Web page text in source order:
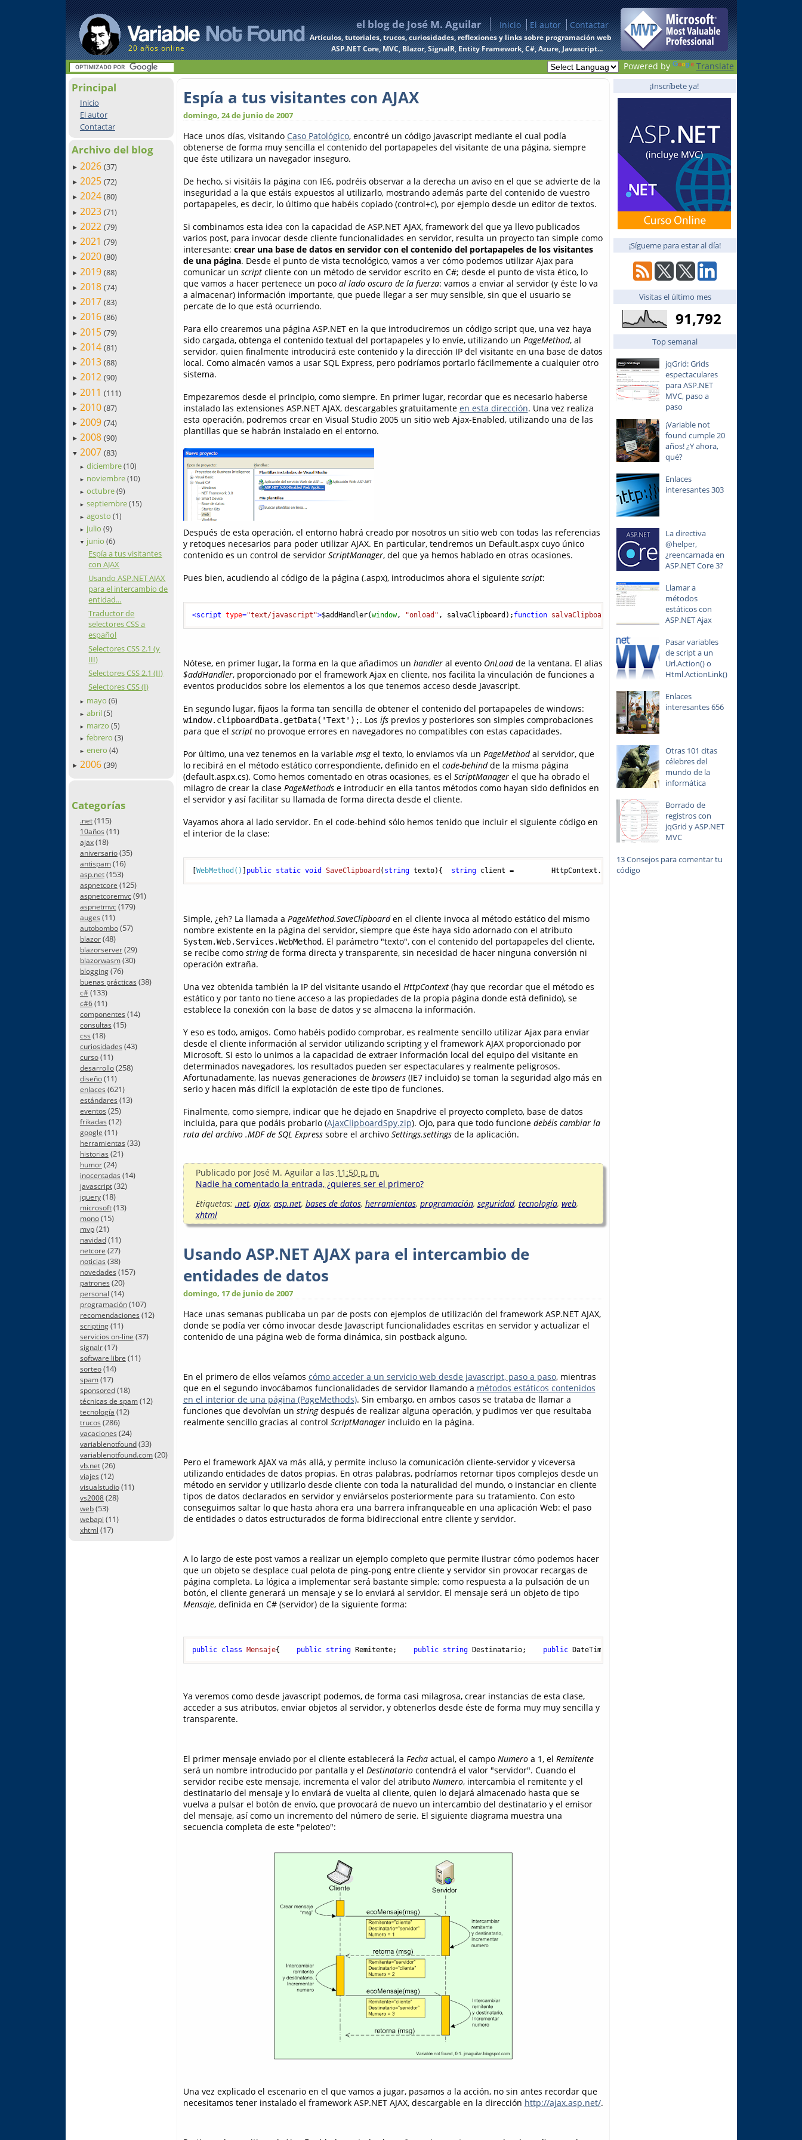
20 años online
el blog de José M. Aguilar Inicio El autor Contactar
Artículos, tutoriales, trucos, curiosidades, reflexiones y links sobre programación web
ASP.NET Core, MVC, Blazor, SignalR, Entity Framework, C#, Azure, Javascript...
Powered by Translate
Principal
Inicio
El autor
Contactar
Archivo del blog
► 2026 (37)
► 2025 (72)
► 2024 (80)
► 2023 (71)
► 2022 (79)
► 2021 (79)
► 2020 (80)
► 2019 (88)
► 2018 (74)
► 2017 (83)
► 2016 (86)
► 2015 (79)
► 2014 (81)
► 2013 (88)
► 2012 (90)
► 2011 (111)
► 2010 (87)
► 2009 (74)
► 2008 (90)
▼ 2007 (83)
► diciembre(10)
► noviembre(10)
► octubre(9)
► septiembre(15)
► agosto(1)
► julio(9)
▼ junio(6)
Espía a tus visitantes
con AJAX
Usando ASP.NET AJAX
para el intercambio de
entidad...
Traductor de
selectores CSS a
español
Selectores CSS 2.1 (y
III)
Selectores CSS 2.1 (II)
Selectores CSS (I)
► mayo(6)
► abril(5)
► marzo(5)
► febrero(3)
► enero(4)
► 2006 (39)
Categorías
.net(115)
10años (11)
ajax(18)
aniversario(35)
antispam(16)
asp.net(153)
aspnetcore (125)
aspnetcoremvc(91)
aspnetmvc(179)
auges (11)
autobombo(57)
blazor(48)
blazorserver(29)
blazorwasm(30)
blogging(76)
buenas prácticas (38)
c#(133)
c#6(11)
componentes (14)
consultas (15)
css (18)
curiosidades (43)
curso(11)
desarrollo(258)
diseño(11)
enlaces (621)
estándares (13)
eventos (25)
frikadas (12)
google (11)
herramientas (33)
historias (21)
humor(24)
inocentadas (14)
javascript(32)
jquery(18)
microsoft(13)
mono(15)
mvp(21)
navidad(11)
netcore (27)
noticias (38)
novedades (157)
patrones (20)
personal (14)
programación(107)
recomendaciones (12)
scripting(11)
servicios on-line (37)
signalr(17)
software libre (11)
sorteo(14)
spam(17)
sponsored(18)
técnicas de spam(12)
tecnología (12)
trucos (286)
vacaciones (24)
variablenotfound(33)
variablenotfound.com(20)
vb.net(26)
viajes (12)
visualstudio(11)
vs2008(28)
web(53)
webapi (11)
xhtml (17)
Espía a tus visitantes con AJAX
domingo, 24 de junio de 2007
Hace unos días, visitando Caso Patológico, encontré un código javascript mediante el cual podía
obtenerse de forma muy sencilla el contenido del portapapeles del visitante de una página, siempre
que éste utilizara un navegador inseguro.
De hecho, si visitáis la página con IE6, podréis observar a la derecha un aviso en el que se advierte de la
inseguridad a la que estáis expuestos al utilizarlo, mostrando además parte del contenido de vuestro
portapapeles, es decir, lo último que habéis copiado (control+c), por ejemplo desde un editor de textos.
Si combinamos esta idea con la capacidad de ASP.NET AJAX, framework del que ya llevo publicados
varios post, para invocar desde cliente funcionalidades en servidor, resulta un proyecto tan simple como
interesante: crear una base de datos en servidor con el contenido del portapapeles de los visitantes
de una página. Desde el punto de vista tecnológico, vamos a ver cómo podemos utilizar Ajax para
comunicar un scriptcliente con un método de servidor escrito en C#; desde el punto de vista ético, lo
que vamos a hacer pertenece un poco al lado oscuro de la fuerza: vamos a enviar al servidor (y éste lo va
a almacenar) información importante, que puede llegar a ser muy sensible, sin que el usuario se
percate de lo que está ocurriendo.
Para ello crearemos una página ASP.NET en la que introduciremos un código script que, una vez haya
sido cargada, obtenga el contenido textual del portapapeles y lo envíe, utilizando un PageMethod, al
servidor, quien finalmente introducirá este contenido y la dirección IP del visitante en una base de datos
local. Como almacén vamos a usar SQL Express, pero podríamos portarlo fácilmemente a cualquier otro
sistema.
Empezaremos desde el principio, como siempre. En primer lugar, recordar que es necesario haberse
instalado las extensiones ASP.NET AJAX, descargables gratuitamente en esta dirección. Una vez realiza
esta operación, podremos crear en Visual Studio 2005 un sitio web Ajax-Enabled, utilizando una de las
plantillas que se habrán instalado en el entorno.
Después de esta operación, el entorno habrá creado por nosotros un sitio web con todas las referencias
y retoques necesarios para poder utilizar AJAX. En particular, tendremos un Default.aspx cuyo único
contenido es un control de servidor ScriptManager, del que ya hemos hablado en otras ocasiones.
Pues bien, acudiendo al código de la página (.aspx), introducimos ahora el siguiente script:
<script type="text/javascript">$addHandler(window, "onload" , salvaClipboard); function salvaClipboard clipboardData
Nótese, en primer lugar, la forma en la que añadimos un handleral evento OnLoadde la ventana. El alias
$addHandler, proporcionado por el framework Ajax en cliente, nos facilita la vinculación de funciones a
eventos producidos sobre los elementos a los que tenemos acceso desde Javascript.
En segundo lugar, fijaos la forma tan sencilla de obtener el contenido del portapapeles de windows:
window.clipboardData.getData('Text');. Los ifsprevios y posteriores son simples comprobaciones
para que el scriptno provoque errores en navegadores no compatibles con estas capacidades.
Por último, una vez tenemos en la variable msgel texto, lo enviamos vía un PageMethodal servidor, que
lo recibirá en el método estático correspondiente, definido en el code-behindde la misma página
(default.aspx.cs). Como hemos comentado en otras ocasiones, es el ScriptManagerel que ha obrado el
milagro de crear la clase PageMethodse introducir en ella tantos métodos como hayan sido definidos en
el servidor y así facilitar su llamada de forma directa desde el cliente.
Vayamos ahora al lado servidor. En el code-behind sólo hemos tenido que incluir el siguiente código en
el interior de la clase:
[WebMethod() public static void SaveClipboard ( string texto) { string client =         HttpContext.Current.Request.UserHostAddress;
Simple, ¿eh? La llamada a PageMethod.SaveClipboarden el cliente invoca al método estático del mismo
nombre existente en la página del servidor, siempre que éste haya sido adornado con el atributo
System.Web.Services.WebMethod. El parámetro "texto", con el contenido del portapapeles del cliente,
se recibe como stringde forma directa y transparente, sin necesidad de hacer ninguna conversión ni
operación extraña.
Una vez obtenida también la IP del visitante usando el HttpContext(hay que recordar que el método es
estático y por tanto no tiene acceso a las propiedades de la propia página donde está definido), se
establece la conexión con la base de datos y se almacena la información.
Y eso es todo, amigos. Como habéis podido comprobar, es realmente sencillo utilizar Ajax para enviar
desde el cliente información al servidor utilizando scripting y el framework AJAX proporcionado por
Microsoft. Si esto lo unimos a la capacidad de extraer información local del equipo del visitante en
determinados navegadores, los resultados pueden ser espectaculares y realmente peligrosos.
Afortunadamente, las nuevas generaciones de browsers(IE7 incluido) se toman la seguridad algo más en
serio y hacen más difícil la explotación de este tipo de funciones.
Finalmente, como siempre, indicar que he dejado en Snapdrive el proyecto completo, base de datos
incluida, para que podáis probarlo (AjaxClipboardSpy.zip). Ojo, para que todo funcione debéis cambiar la
ruta del archivo .MDF de SQL Expresssobre el archivo Settings.settingsde la aplicación.
Publicado por José M. Aguilar a las 11:50 p. m.
Nadie ha comentado la entrada, ¿quieres ser el primero?
Etiquetas: .net, ajax, asp.net, bases de datos, herramientas, programación, seguridad, tecnología, web,
xhtml
Usando ASP.NET AJAX para el intercambio de
entidades de datos
domingo, 17 de junio de 2007
Hace unas semanas publicaba un par de posts con ejemplos de utilización del framework ASP.NET AJAX,
donde se podía ver cómo invocar desde Javascript funcionalidades escritas en servidor y actualizar el
contenido de una página web de forma dinámica, sin postback alguno.
En el primero de ellos veíamos cómo acceder a un servicio web desde javascript, paso a paso, mientras
que en el segundo invocábamos funcionalidades de servidor llamando a métodos estáticos contenidos
en el interior de una página (PageMethods). Sin embargo, en ambos casos se trataba de llamar a
funciones que devolvían un stringdespués de realizar alguna operación, y pudimos ver que resultaba
realmente sencillo gracias al control ScriptManagerincluido en la página.
Pero el framework AJAX va más allá, y permite incluso la comunicación cliente-servidor y viceversa
utilizando entidades de datos propias. En otras palabras, podríamos retornar tipos complejos desde un
método en servidor y utilizarlo desde cliente con toda la naturalidad del mundo, o instanciar en cliente
tipos de datos declarados en servidor y enviárselos posteriormente para su tratamiento. Con esto
conseguimos saltar lo que hasta ahora era una barrera infranqueable en una aplicación Web: el paso
de entidades o datos estructurados de forma bidireccional entre cliente y servidor.
A lo largo de este post vamos a realizar un ejemplo completo que permite ilustrar cómo podemos hacer
que un objeto se desplace cual pelota de ping-pong entre cliente y servidor sin provocar recargas de
página completa. La lógica a implementar será bastante simple; como respuesta a la pulsación de un
botón, el cliente generará un mensaje y se lo enviará al servidor. El mensaje será un objeto de tipo
Mensaje, definida en C# (servidor) de la siguiente forma:
public class Mensaje{ public string Remitente; public string Destinatario; public DateTime Fecha;
Ya veremos como desde javascript podemos, de forma casi milagrosa, crear instancias de esta clase,
acceder a sus atributos, enviar objetos al servidor, y obtenerlos desde éste de forma muy muy sencilla y
transparente.
El primer mensaje enviado por el cliente establecerá la Fechaactual, el campo Numeroa 1, el Remitente
será un nombre introducido por pantalla y el Destinatariocontendrá el valor "servidor". Cuando el
servidor recibe este mensaje, incrementa el valor del atributo Numero, intercambia el remitente y el
destinatario del mensaje y lo enviará de vuelta al cliente, quien lo dejará almacenado hasta que se
vuelva a pulsar el botón de envío, que provocará de nuevo un intercambio del destinatario y el emisor
del mensaje, así como un incremento del número de serie. El siguiente diagrama muestra una
secuencia completa de este "peloteo":
Una vez explicado el escenario en el que vamos a jugar, pasamos a la acción, no sin antes recordar que
necesitamos tener instalado el framework ASP.NET AJAX, descargable en la dirección http://ajax.asp.net/.
¡Inscríbete ya!
¡Sígueme para estar al día!
Visitas el último mes
91,792
Top semanal
jqGrid: Grids
espectaculares
para ASP.NET
MVC, paso a
paso
¡Variable not
found cumple 20
años! ¿Y ahora,
qué?
Enlaces
interesantes 303
La directiva
@helper,
¿reencarnada en
ASP.NET Core 3?
Llamar a
métodos
estáticos con
ASP.NET Ajax
Pasar variables
de script a un
Url.Action() o
Html.ActionLink()
Enlaces
interesantes 656
Otras 101 citas
célebres del
mundo de la
informática
Borrado de
registros con
jqGrid y ASP.NET
MVC
13 Consejos para comentar tu
código